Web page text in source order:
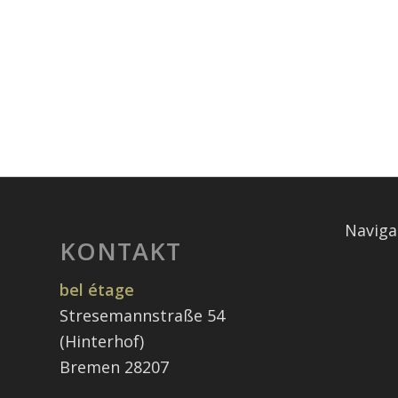
KONTAKT
bel étage
Stresemannstraße 54
(Hinterhof)
Bremen 28207